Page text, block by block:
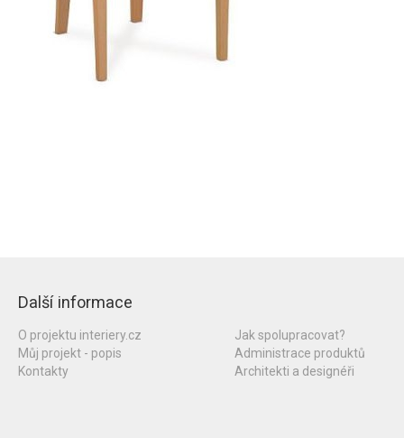
Další informace
O projektu interiery.cz
Můj projekt - popis
Kontakty
Jak spolupracovat?
Administrace produktů
Architekti a designéři